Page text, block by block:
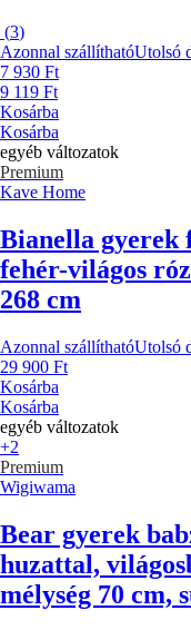
(3)
Azonnal szállíthatóUtolsó
7 930 Ft
9 119 Ft
Kosárba
Kosárba
egyéb változatok
Premium
Kave Home
Bianella gyerek
fehér-világos
268 cm
Azonnal szállíthatóUtolsó
29 900 Ft
Kosárba
Kosárba
egyéb változatok
+2
Premium
Wigiwama
Bear gyerek
huzattal,
mélység 70 cm,